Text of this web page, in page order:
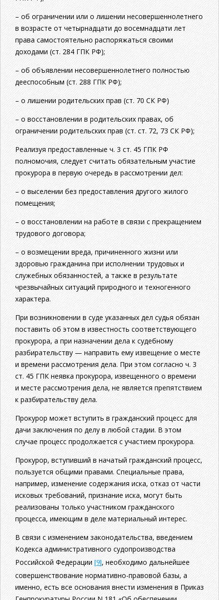
– об ограничении или о лишении несовершеннолетнего
в возрасте от четырнадцати до восемнадцати лет
права самостоятельно распоряжаться своими
доходами (ст. 284 ГПК РФ);
– об объявлении несовершеннолетнего полностью
дееспособным (ст. 288 ГПК РФ);
– о лишении родительских прав (ст. 70 СК РФ)
– о восстановлении в родительских правах, об
ограничении родительских прав (ст. ст. 72, 73 СК РФ);
Реализуя предоставленные ч. 3 ст. 45 ГПК РФ
полномочия, следует считать обязательным участие
прокурора в первую очередь в рассмотрении дел:
– о выселении без предоставления другого жилого
помещения;
– о восстановлении на работе в связи с прекращением
трудового договора;
– о возмещении вреда, причиненного жизни или
здоровью гражданина при исполнении трудовых и
служебных обязанностей, а также в результате
чрезвычайных ситуаций природного и техногенного
характера.
При возникновении в суде указанных дел судья обязан
поставить об этом в известность соответствующего
прокурора, а при назначении дела к судебному
разбирательству — направить ему извещение о месте
и времени рассмотрения дела. При этом согласно ч. 3
ст. 45 ГПК неявка прокурора, извещенного о времени
и месте рассмотрения дела, не является препятствием
к разбирательству дела.
Прокурор может вступить в гражданский процесс для
дачи заключения по делу в лю­бой стадии. В этом
случае процесс продолжается с участием прокурора.
Прокурор, вступивший в начатый гражданский процесс,
пользуется общими правами. Специальные права,
например, изменение содержания иска, отказ от части
исковых требований, признание иска, могут быть
реализованы только участником граж­данского
процесса, имеющим в деле материальный интерес.
В связи с изменением законодательства, введением
Кодекса административного судопроизводства
Российской Федерации [9], необходимо дальнейшее
совершенствование нормативно-правовой базы, а
именно, есть все основания внести изменения в Приказ